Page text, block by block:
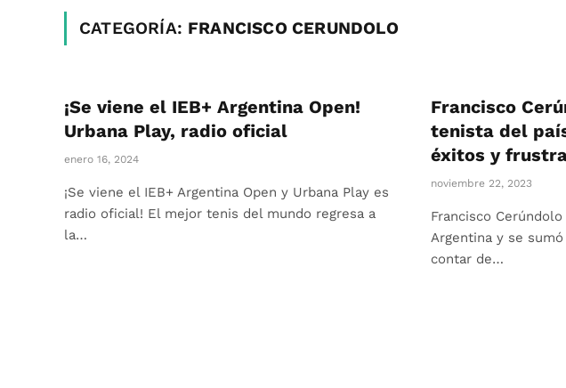
CATEGORÍA: FRANCISCO CERUNDOLO
¡Se viene el IEB+ Argentina Open!
Urbana Play, radio oficial
enero 16, 2024
¡Se viene el IEB+ Argentina Open y Urbana Play es
radio oficial! El mejor tenis del mundo regresa a
la…
Francisco
tenista del
éxitos y
noviembre 22, 2023
Francisco
Argentina y se
contar de…